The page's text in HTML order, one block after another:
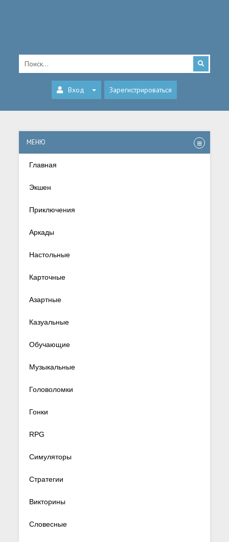
Вход Зарегистрироваться
МЕНЮ
Главная
Экшен
Приключения
Аркады
Настольные
Карточные
Азартные
Казуальные
Обучающие
Музыкальные
Головоломки
Гонки
RPG
Симуляторы
Стратегии
Викторины
Словесные